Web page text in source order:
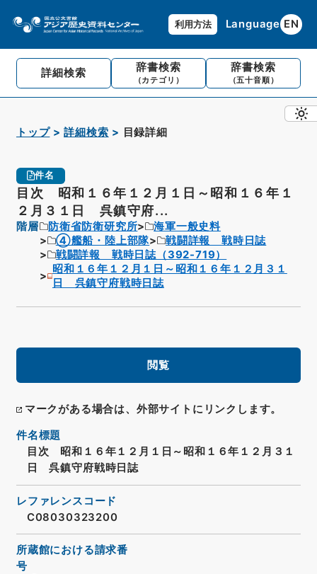
利用方法 Language EN
詳細検索 辞書検索
（カテゴリ）
辞書検索
（五十音順）
トップ 詳細検索 目録詳細
件名
目次 昭和１６年１２月１日～昭和１６年１
２月３１日 呉鎮守府...
階層 防衛省防衛研究所
海軍一般史料
④艦船・陸上部隊
戦闘詳報 戦時日誌
戦闘詳報 戦時日誌（392-719）
昭和１６年１２月１日～昭和１６年１２月３１
日 呉鎮守府戦時日誌
閲覧
マークがある場合は、外部サイトにリンクします。
件名標題
目次 昭和１６年１２月１日～昭和１６年１２月３１
日 呉鎮守府戦時日誌
レファレンスコード
C08030323200
所蔵館における請求番
号